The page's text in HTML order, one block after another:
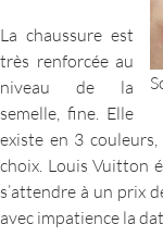
La chaussure est
très renforcée au
niveau de la
semelle, fine. Elle
existe en 3
choix. Louis Vuitton
s’attendre à un prix
avec impatience la